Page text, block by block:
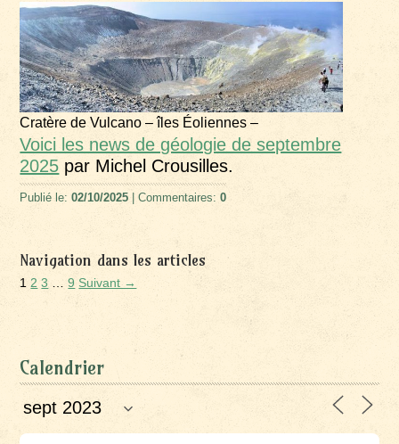
Cratère de Vulcano – îles Éoliennes –
Voici les news de géologie de septembre
2025 par Michel Crousilles.
Publié le:02/10/2025 | Commentaires:0
Navigation dans les articles
1 2 3 … 9 Suivant →
Calendrier